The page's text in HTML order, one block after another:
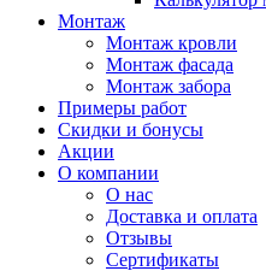
Монтаж
Монтаж кровли
Монтаж фасада
Монтаж забора
Примеры работ
Скидки и бонусы
Акции
О компании
О нас
Доставка и оплата
Отзывы
Сертификаты